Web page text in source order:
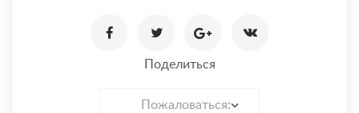
Поделиться
Пожаловаться: